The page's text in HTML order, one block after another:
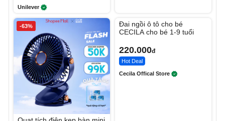
Unilever
-63%
Đai ngồi ô tô cho bé
CECILA cho bé 1-9 tuổi
220.000đ
Hot Deal
Cecila Offical Store